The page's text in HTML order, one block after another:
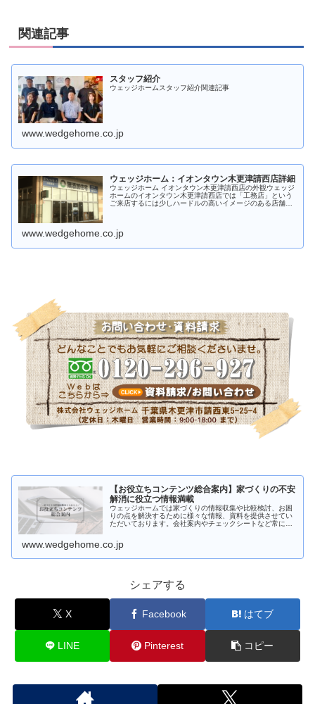
関連記事
スタッフ紹介
ウェッジホームスタッフ紹介関連記事
www.wedgehome.co.jp
ウェッジホーム：イオンタウン木更津請西店詳細
ウェッジホーム イオンタウン木更津請西店の外観ウェッジ
ホームのイオンタウン木更津請西店では「工務店」という
ご来店するには少しハードルの高いイメージのある店舗で
www.wedgehome.co.jp
【お役立ちコンテンツ総合案内】家づくりの不安
解消に役立つ情報満載
ウェッジホームでは家づくりの情報収集や比較検討、お困
りの点を解決するために様々な情報、資料を提供させてい
ただいております。会社案内やチェックシートなど常に新
www.wedgehome.co.jp
シェアする
X Facebook はてブ
LINE Pinterest コピー